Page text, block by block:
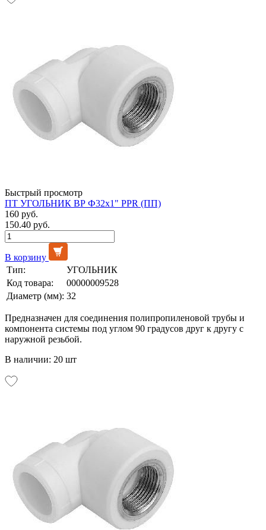
Быстрый просмотр
ПТ УГОЛЬНИК ВР Ф32х1" PPR (ПП)
160 руб.
150.40 руб.
В корзину
Тип:
УГОЛЬНИК
Код товара:
00000009528
Диаметр (мм): 32
Предназначен для соединения полипропиленовой трубы и
компонента системы под углом 90 градусов друг к другу с
наружной резьбой.
В наличии: 20 шт